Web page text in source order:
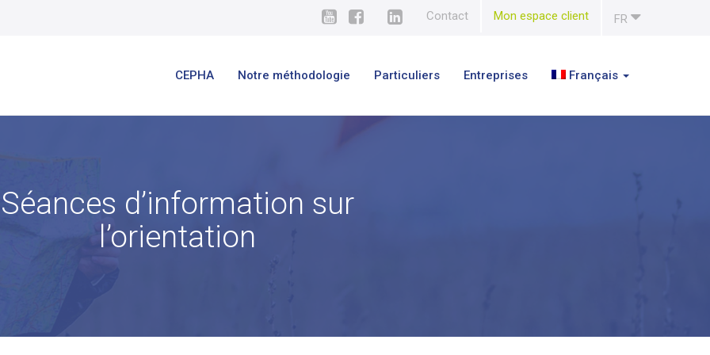
FR
Contact Mon espace client
CEPHA Notre méthodologie Particuliers Entreprises Français
Séances d’information sur
l’orientation